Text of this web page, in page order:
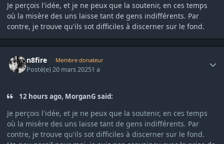
Je perçois l'idée, et je ne peux que la soutenir, en ces temps
où la misère des uns laisse tant de gens indifférents. Par
contre, je trouve qu'ils sot difficiles à discerner sur le fond.
n8fire Membre donateur
Posté(e)20 mars 20251 a
12 hours ago, MorganG said:
Je perçois l'idée, et je ne peux que la soutenir, en ces temps
où la misère des uns laisse tant de gens indifférents. Par
contre, je trouve qu'ils sot difficiles à discerner sur le fond.